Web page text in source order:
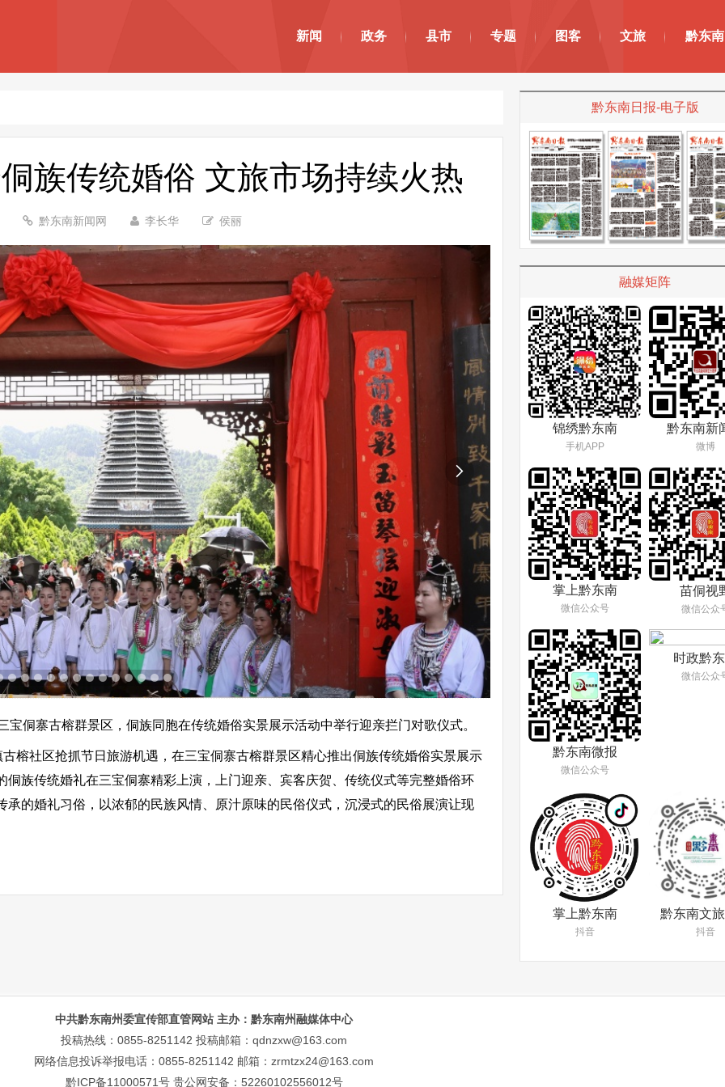
新闻 政务 县市 专题 图客 文旅 黔东
族传统婚俗 文旅市场持续火热
黔东南新闻网 李长华 侯丽

寨古榕群景区，侗族同胞在传统婚俗实景展示活动中举行迎亲拦门对歌仪式。
社区抢抓节日旅游机遇，在三宝侗寨古榕群景区精心推出侗族传统婚俗实景展示
族传统婚礼在三宝侗寨精彩上演，上门迎亲、宾客庆贺、传统仪式等完整婚俗环
的婚礼习俗，以浓郁的民族风情、原汁原味的民俗仪式，沉浸式的民俗展演让现
黔东南日报-电子版
融媒矩阵
锦绣黔东南
手机APP
黔东南新
微博
掌上黔东南
微信公众号
苗侗视
微信公众
黔东南微报
微信公众号
时政黔
微信公众
掌上黔东南
抖音
黔东南文
抖音
中共黔东南州委宣传部直管网站 主办：黔东南州融媒体中心
投稿热线：0855-8251142 投稿邮箱：qdnzxw@163.com
网络信息投诉举报电话：0855-8251142 邮箱：zrmtzx24@163.com
黔ICP备11000571号 贵公网安备：52260102556012号